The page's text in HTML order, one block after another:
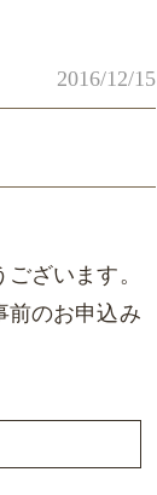
2016/12/15
ざいます。
前のお申込み